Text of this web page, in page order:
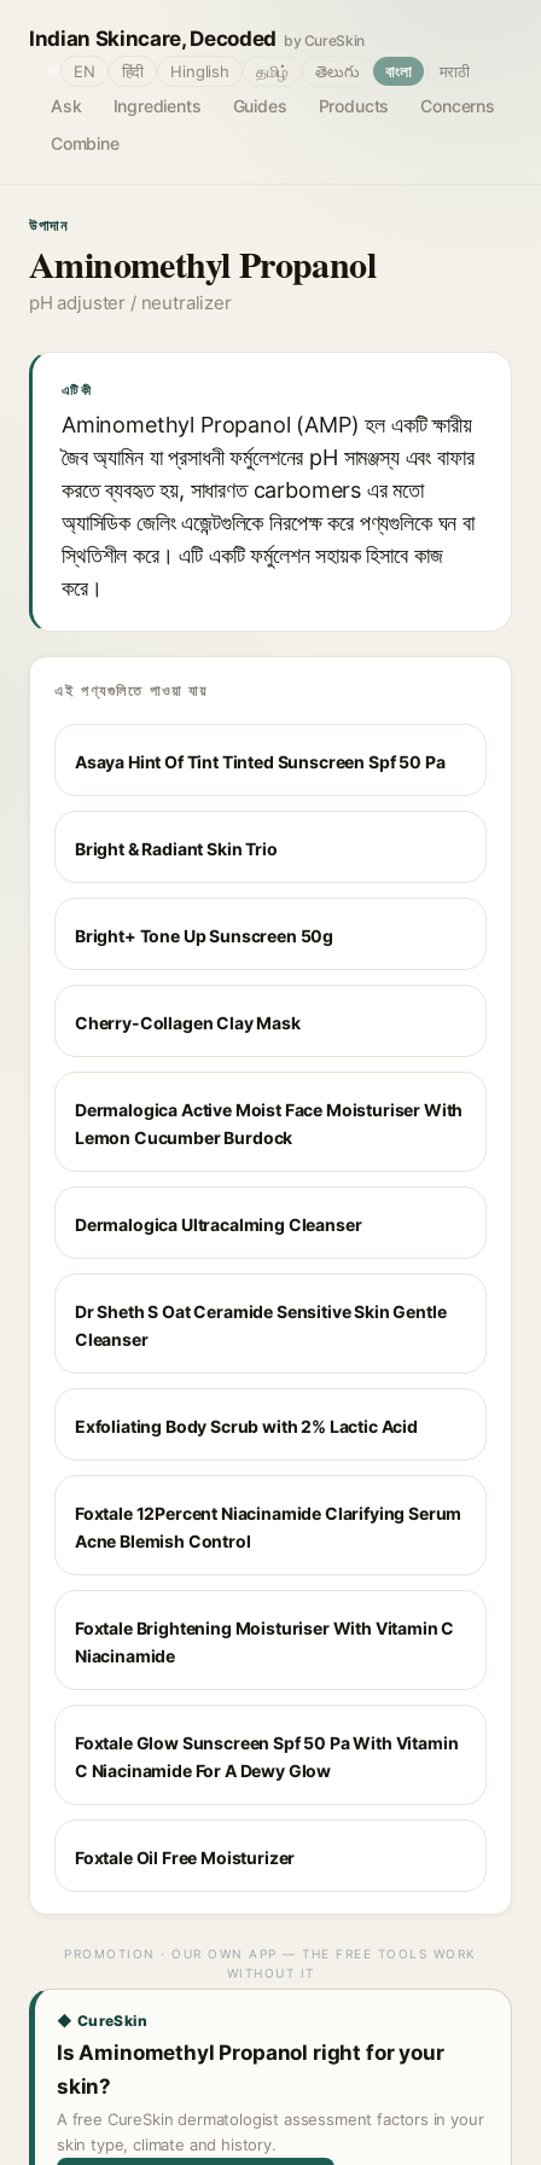
Indian Skincare, Decoded by CureSkin
Ask Ingredients Guides Products
Concerns
Combine
EN हिंदी Hinglish தமிழ் తెలుగు বাংলা मराठी
উপাদান
Aminomethyl Propanol
pH adjuster / neutralizer
এটি কী
Aminomethyl Propanol (AMP) হল একটি ক্ষারীয়
জৈব অ্যামিন যা প্রসাধনী ফর্মুলেশনের pH সামঞ্জস্য এবং বাফার
করতে ব্যবহৃত হয়, সাধারণত carbomers এর মতো
অ্যাসিডিক জেলিং এজেন্টগুলিকে নিরপেক্ষ করে পণ্যগুলিকে ঘন বা
স্থিতিশীল করে। এটি একটি ফর্মুলেশন সহায়ক হিসাবে কাজ
করে।
এই পণ্যগুলিতে পাওয়া যায়
Asaya Hint Of Tint Tinted Sunscreen Spf 50 Pa
Bright & Radiant Skin Trio
Bright+ Tone Up Sunscreen 50g
Cherry-Collagen Clay Mask
Dermalogica Active Moist Face Moisturiser With
Lemon Cucumber Burdock
Dermalogica Ultracalming Cleanser
Dr Sheth S Oat Ceramide Sensitive Skin Gentle
Cleanser
Exfoliating Body Scrub with 2% Lactic Acid
Foxtale 12Percent Niacinamide Clarifying Serum
Acne Blemish Control
Foxtale Brightening Moisturiser With Vitamin C
Niacinamide
Foxtale Glow Sunscreen Spf 50 Pa With Vitamin
C Niacinamide For A Dewy Glow
Foxtale Oil Free Moisturizer
PROMOTION · OUR OWN APP — THE FREE TOOLS WORK
WITHOUT IT
◆ CureSkin
Is Aminomethyl Propanol right for your
skin?
A free CureSkin dermatologist assessment factors in your
skin type, climate and history.